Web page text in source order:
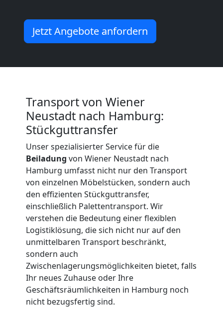
Jetzt Angebote anfordern
Transport von Wiener
Neustadt nach Hamburg:
Stückguttransfer
Unser spezialisierter Service für die
Beiladung von Wiener Neustadt nach
Hamburg umfasst nicht nur den Transport
von einzelnen Möbelstücken, sondern auch
den effizienten Stückguttransfer,
einschließlich Palettentransport. Wir
verstehen die Bedeutung einer flexiblen
Logistiklösung, die sich nicht nur auf den
unmittelbaren Transport beschränkt,
sondern auch
Zwischenlagerungsmöglichkeiten bietet, falls
Ihr neues Zuhause oder Ihre
Geschäftsräumlichkeiten in Hamburg noch
nicht bezugsfertig sind.
Neustadt
Umzug
und
Lagerung
Wiener
Neustadt
Full-
Service-
Umzug
Wiener
Neustadt